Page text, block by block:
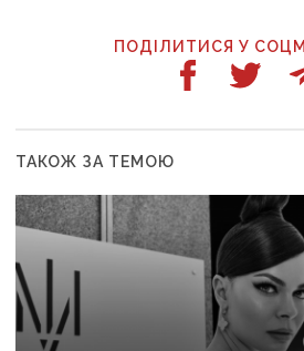
ПОДІЛИТИСЯ У
ТАКОЖ ЗА ТЕМОЮ